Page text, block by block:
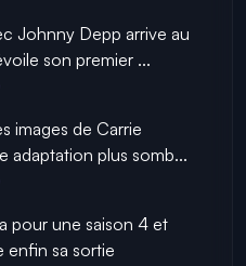
Johnny Depp arrive au
son premier ...
images de Carrie
adaptation plus somb...
pour une saison 4 et
enfin sa sortie